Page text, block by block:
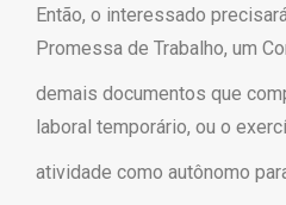
Então, o interessado
Promessa de Trabalho, um
demais documentos que
laboral temporário, ou o
atividade como autônomo